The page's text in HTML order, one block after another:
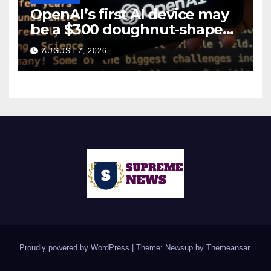
OpenAI’s first AI device may
be a $300 doughnut-shaped
smart speaker: Report
AUGUST 7, 2026
Proudly powered by WordPress | Theme: Newsup by Themeansar.